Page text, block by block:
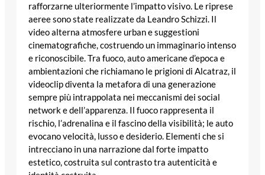
rafforzarne ulteriormente l’impatto visivo. Le riprese
aeree sono state realizzate da Leandro Schizzi. Il
video alterna atmosfere urban e suggestioni
cinematografiche, costruendo un immaginario intenso
e riconoscibile. Tra fuoco, auto americane d’epoca e
ambientazioni che richiamano le prigioni di Alcatraz, il
videoclip diventa la metafora di una generazione
sempre più intrappolata nei meccanismi dei social
network e dell’apparenza. Il fuoco rappresenta il
rischio, l’adrenalina e il fascino della visibilità; le auto
evocano velocità, lusso e desiderio. Elementi che si
intrecciano in una narrazione dal forte impatto
estetico, costruita sul contrasto tra autenticità e